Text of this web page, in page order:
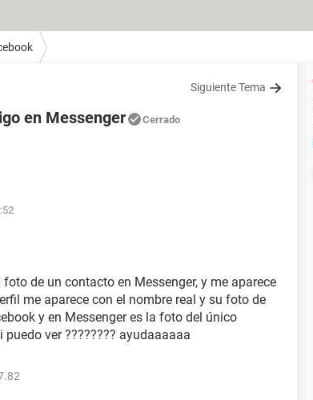
Siguiente Tema
en Messenger Cerrado
de un contacto en Messenger, y me aparece
me aparece con el nombre real y su foto de
y en Messenger es la foto del único
ver ???????? ayudaaaaaa